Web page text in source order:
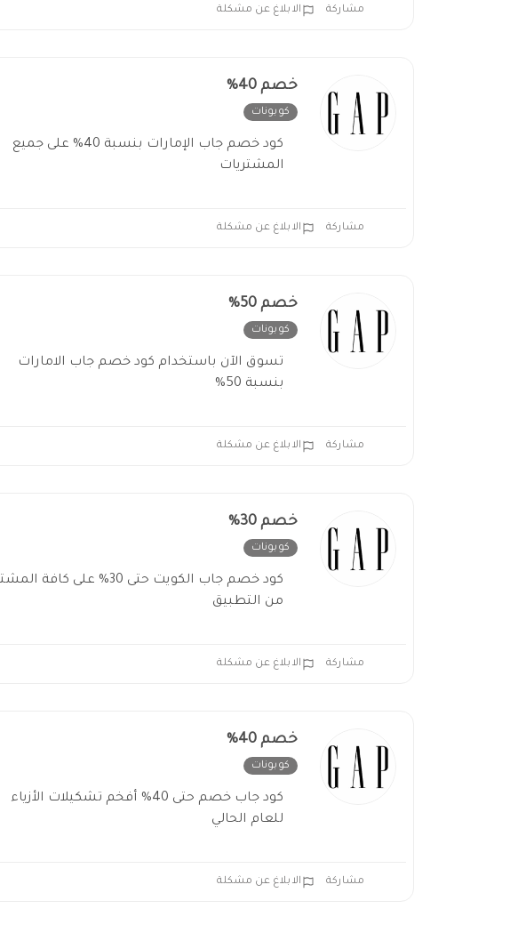
مشاركة الابلاغ عن مشكلة
خصم 40%
كوبونات
كود خصم جاب الإمارات بنسبة 40% على جميع
المشتريات
مشاركة الابلاغ عن مشكلة
خصم 50%
كوبونات
تسوق الآن باستخدام كود خصم جاب الامارات
بنسبة 50%
مشاركة الابلاغ عن مشكلة
خصم 30%
كوبونات
كود خصم جاب الكويت حتى 30% على كافة
من التطبيق
مشاركة الابلاغ عن مشكلة
خصم 40%
كوبونات
كود جاب خصم حتى 40% أفخم تشكيلات الأزياء
للعام الحالي
مشاركة الابلاغ عن مشكلة